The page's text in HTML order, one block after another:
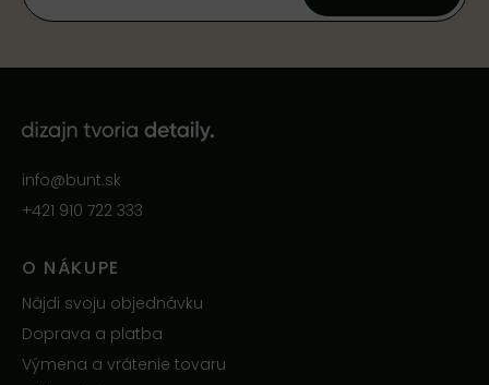
info@bunt.sk
+421 910 722 333
O NÁKUPE
Nájdi svoju objednávku
Doprava a platba
Výmena a vrátenie tovaru